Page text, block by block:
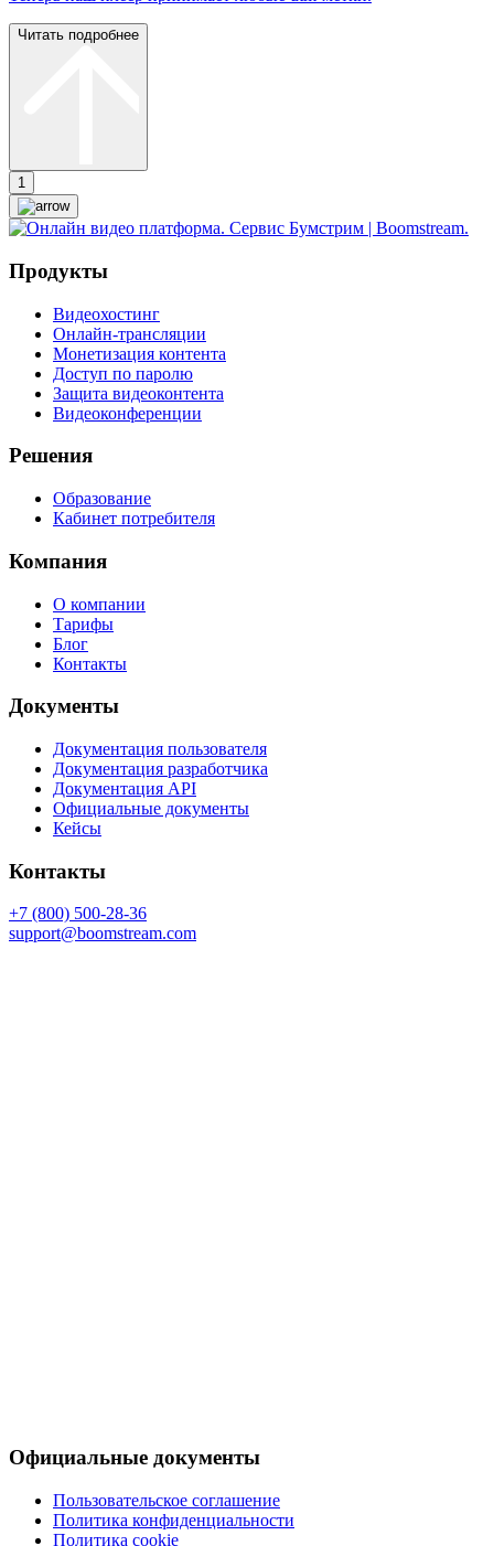
Читать подробнее
1
Продукты
Видеохостинг
Онлайн-трансляции
Монетизация контента
Доступ по паролю
Защита видеоконтента
Видеоконференции
Решения
Образование
Кабинет потребителя
Компания
О компании
Тарифы
Блог
Контакты
Документы
Документация пользователя
Документация разработчика
Документация API
Официальные документы
Кейсы
Контакты
+7 (800) 500-28-36
support@boomstream.com
Официальные документы
Пользовательское соглашение
Политика конфиденциальности
Политика cookie